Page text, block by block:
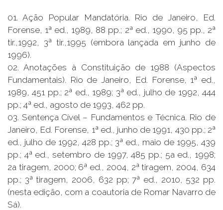
01. Ação Popular Mandatória. Rio de Janeiro, Ed.
Forense, 1ª ed., 1989, 88 pp.; 2ª ed., 1990, 95 pp., 2ª
tir.,1992, 3ª tir.,1995 (embora lançada em junho de
1996).
02. Anotações à Constituição de 1988 (Aspectos
Fundamentais). Rio de Janeiro, Ed. Forense, 1ª ed.,
1989, 451 pp.; 2ª ed., 1989; 3ª ed., julho de 1992, 444
pp.; 4ª ed., agosto de 1993, 462 pp.
03. Sentença Cível – Fundamentos e Técnica. Rio de
Janeiro, Ed. Forense, 1ª ed., junho de 1991, 430 pp.; 2ª
ed., julho de 1992, 428 pp.; 3ª ed., maio de 1995, 439
pp.; 4ª ed., setembro de 1997, 485 pp.; 5a ed., 1998;
2a tiragem, 2000; 6ª ed., 2004, 2ª tiragem, 2004, 634
pp.; 3ª tiragem, 2006, 632 pp; 7ª ed., 2010, 532 pp.
(nesta edição, com a coautoria de Romar Navarro de
Sá).